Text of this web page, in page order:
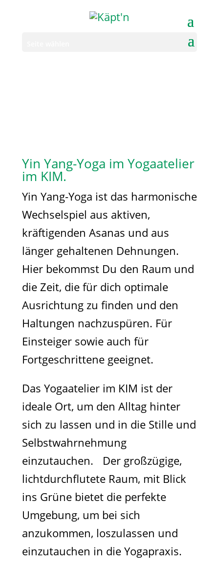
Yin Yang-Yoga im Yogaatelier
im KIM.
Yin Yang-Yoga ist das harmonische
Wechselspiel aus aktiven,
kräftigenden Asanas und aus
länger gehaltenen Dehnungen.
Hier bekommst Du den Raum und
die Zeit, die für dich optimale
Ausrichtung zu finden und den
Haltungen nachzuspüren. Für
Einsteiger sowie auch für
Fortgeschrittene geeignet.
Das Yogaatelier im KIM ist der
ideale Ort, um den Alltag hinter
sich zu lassen und in die Stille und
Selbstwahrnehmung
einzutauchen. Der großzügige,
lichtdurchflutete Raum, mit Blick
ins Grüne bietet die perfekte
Umgebung, um bei sich
anzukommen, loszulassen und
einzutauchen in die Yogapraxis.